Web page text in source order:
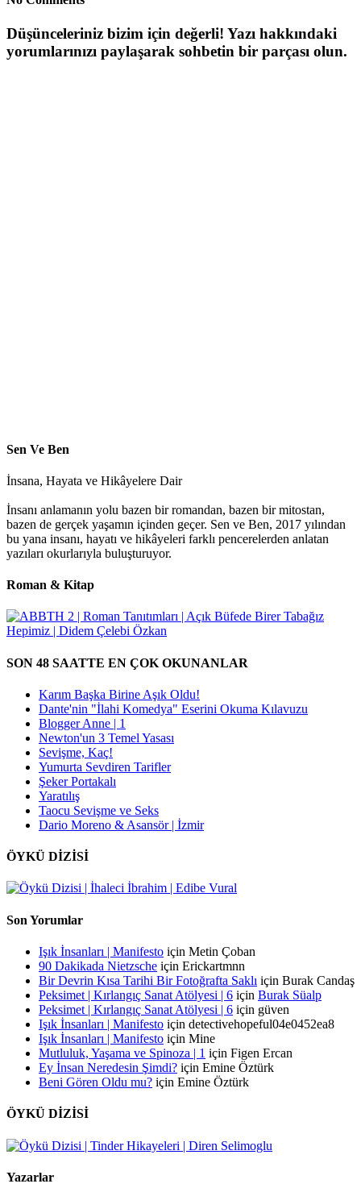
Düşünceleriniz bizim için değerli! Yazı hakkındaki
yorumlarınızı paylaşarak sohbetin bir parçası olun.
Sen Ve Ben
İnsana, Hayata ve Hikâyelere Dair
İnsanı anlamanın yolu bazen bir romandan, bazen bir mitostan,
bazen de gerçek yaşamın içinden geçer. Sen ve Ben, 2017 yılından
bu yana insanı, hayatı ve hikâyeleri farklı pencerelerden anlatan
yazıları okurlarıyla buluşturuyor.
Roman & Kitap
SON 48 SAATTE EN ÇOK OKUNANLAR
Karım Başka Birine Aşık Oldu!
Dante'nin "İlahi Komedya" Eserini Okuma Kılavuzu
Blogger Anne | 1
Newton'un 3 Temel Yasası
Sevişme, Kaç!
Yumurta Sevdiren Tarifler
Şeker Portakalı
Yaratılış
Taocu Sevişme ve Seks
Dario Moreno & Asansör | İzmir
ÖYKÜ DİZİSİ
Son Yorumlar
Işık İnsanları | Manifesto için Metin Çoban
90 Dakikada Nietzsche için Erickartmnn
Bir Devrin Kısa Tarihi Bir Fotoğrafta Saklı için Burak Candaş
Peksimet | Kırlangıç Sanat Atölyesi | 6 için Burak Süalp
Peksimet | Kırlangıç Sanat Atölyesi | 6 için güven
Işık İnsanları | Manifesto için detectivehopeful04e0452ea8
Işık İnsanları | Manifesto için Mine
Mutluluk, Yaşama ve Spinoza | 1 için Figen Ercan
Ey İnsan Neredesin Şimdi? için Emine Öztürk
Beni Gören Oldu mu? için Emine Öztürk
ÖYKÜ DİZİSİ
Yazarlar